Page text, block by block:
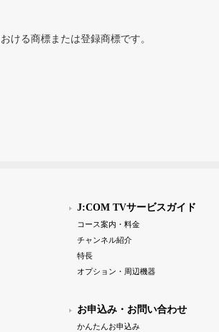
ける商標または登録商標です。
J:COM TVサービスガイド
コース案内・料金
チャンネル紹介
特長
オプション・周辺機器
お申込み・お問い合わせ
かんたんお申込み